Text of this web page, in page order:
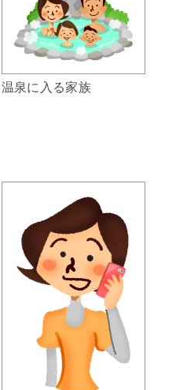
温泉に入る家族